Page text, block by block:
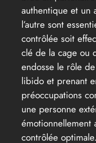
authentique et un
l’autre sont
contrôlée soit
clé de la cage ou
endosse le rôle
libido et prenant
préoccupations
une personne
émotionnellement
contrôlée